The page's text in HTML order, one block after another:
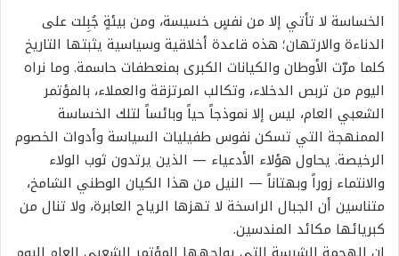
الخساسة لا تأتي إلا من نفسٍ خسيسة، ومن بيئةٍ جُبِلت على
الدناءة والارتهان؛ هذه قاعدة أخلاقية وسياسية يثبتها التاريخ
كلما مرّت الأوطان والكيانات الكبرى بمنعطفات حاسمة. وما نراه
اليوم من تربص الدخلاء، وتكالب المرتزقة والعملاء، بالمؤتمر
الشعبي العام، ليس إلا نموذجاً حياً وبائساً لتلك الخساسة
الممنهجة التي تسكن نفوس طفيليات السياسة وأدوات الخصوم
الرخيصة. يحاول هؤلاء الأدعياء — الذين يرتدون ثوب الولاء
والانتماء زوراً وبهتاناً — النيل من هذا الكيان الوطني الشامخ،
متناسين أن الجبال الراسخة لا تهزها الرياح العابرة، ولا تنال من
كبريائها مكائد المندسين.